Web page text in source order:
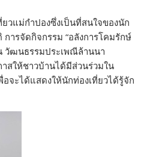
วแม่กำปองซึ่งเป็นที่สนใจของนัก
ารจัดกิจกรรม “อลังการโคมรักษ์
วัฒนธรรมประเพณีล้านนา
าสให้ชาวบ้านได้มีส่วนร่วมใน
จะได้แสดงให้นักท่องเที่ยวได้รู้จัก